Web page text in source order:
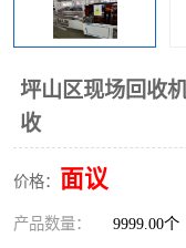
坪山区现场回收
收
价格： 面议
产品数量： 9999.00个